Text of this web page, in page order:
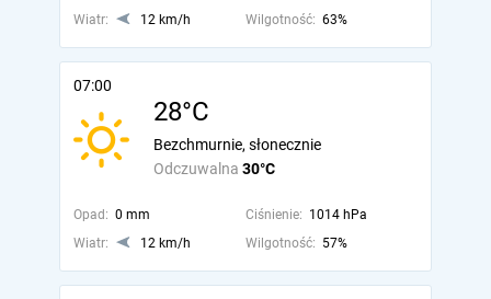
Wiatr:
12 km/h Wilgotność: 63%
07:00
28°C
Odczuwalna 30°C
Bezchmurnie, słonecznie
Opad: 0 mm Ciśnienie: 1014 hPa
Wiatr:
12 km/h Wilgotność: 57%